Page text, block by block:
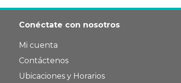
Conéctate con nosotros
Mi cuenta
Contáctenos
Ubicaciones y Horarios